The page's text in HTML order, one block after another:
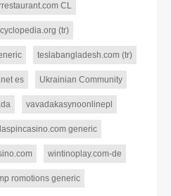
CL
(tr)
teslabangladesh.com (tr)
es Ukrainian Community
vavadakasynoonlinepl
generic
wintinoplay.com-de
romotions generic